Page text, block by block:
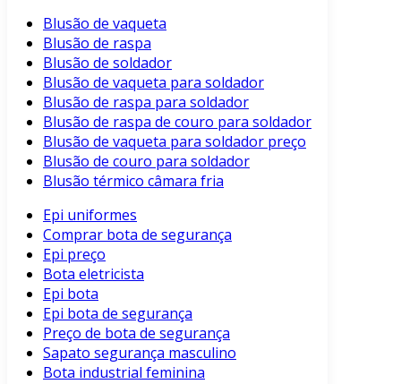
Blusão de vaqueta
Blusão de raspa
Blusão de soldador
Blusão de vaqueta para soldador
Blusão de raspa para soldador
Blusão de raspa de couro para soldador
Blusão de vaqueta para soldador preço
Blusão de couro para soldador
Blusão térmico câmara fria
Epi uniformes
Comprar bota de segurança
Epi preço
Bota eletricista
Epi bota
Epi bota de segurança
Preço de bota de segurança
Sapato segurança masculino
Bota industrial feminina